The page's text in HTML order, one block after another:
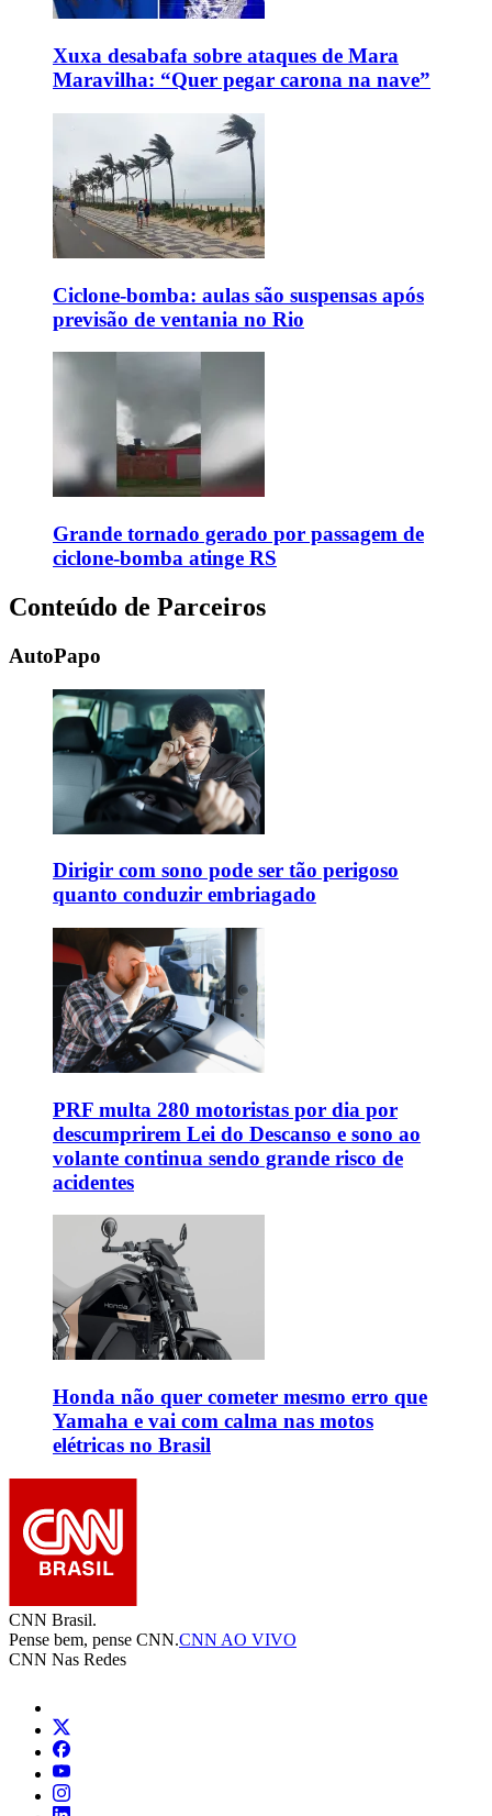
Xuxa desabafa sobre ataques de Mara
Maravilha: “Quer pegar carona na nave”
Ciclone-bomba: aulas são suspensas após
previsão de ventania no Rio
Grande tornado gerado por passagem de
ciclone-bomba atinge RS
Conteúdo de Parceiros
AutoPapo
Dirigir com sono pode ser tão perigoso
quanto conduzir embriagado
PRF multa 280 motoristas por dia por
descumprirem Lei do Descanso e sono ao
volante continua sendo grande risco de
acidentes
Honda não quer cometer mesmo erro que
Yamaha e vai com calma nas motos
elétricas no Brasil
CNN Brasil.
Pense bem, pense CNN.CNN AO VIVO
CNN Nas Redes